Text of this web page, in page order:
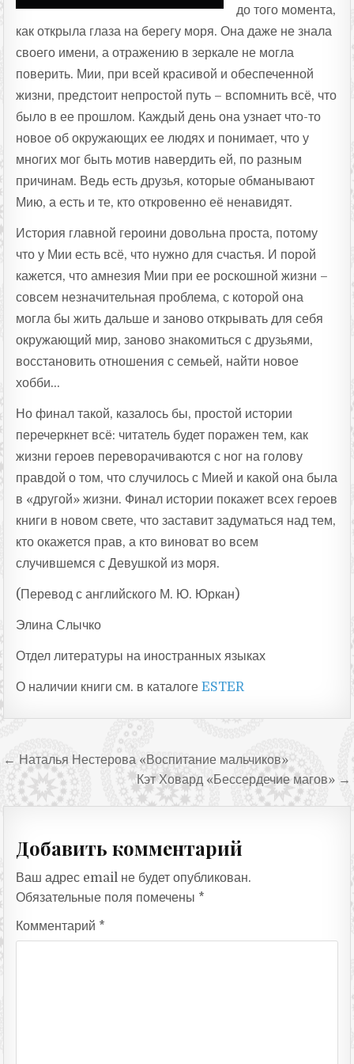
до того момента,
как открыла глаза на берегу моря. Она даже не знала
своего имени, а отражению в зеркале не могла
поверить. Мии, при всей красивой и обеспеченной
жизни, предстоит непростой путь – вспомнить всё, что
было в ее прошлом. Каждый день она узнает что-то
новое об окружающих ее людях и понимает, что у
многих мог быть мотив навердить ей, по разным
причинам. Ведь есть друзья, которые обманывают
Мию, а есть и те, кто откровенно её ненавидят.
История главной героини довольна проста, потому
что у Мии есть всё, что нужно для счастья. И порой
кажется, что амнезия Мии при ее роскошной жизни –
совсем незначительная проблема, с которой она
могла бы жить дальше и заново открывать для себя
окружающий мир, заново знакомиться с друзьями,
восстановить отношения с семьей, найти новое
хобби…
Но финал такой, казалось бы, простой истории
перечеркнет всё: читатель будет поражен тем, как
жизни героев переворачиваются с ног на голову
правдой о том, что случилось с Мией и какой она была
в «другой» жизни. Финал истории покажет всех героев
книги в новом свете, что заставит задуматься над тем,
кто окажется прав, а кто виноват во всем
случившемся с Девушкой из моря.
(Перевод с английского М. Ю. Юркан)
Элина Слычко
Отдел литературы на иностранных языках
О наличии книги см. в каталогеESTER
Навигация по записям
← Наталья Нестерова «Воспитание мальчиков»
Кэт Ховард «Бессердечие магов» →
Добавить комментарий
Ваш адрес email не будет опубликован.
Обязательные поля помечены *
Комментарий *